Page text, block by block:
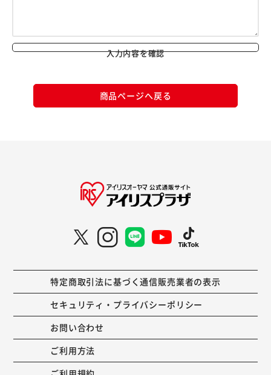
入力内容を確認
商品ページへ戻る
特定商取引法に基づく通信販売業者の表示
セキュリティ・プライバシーポリシー
お問い合わせ
ご利用方法